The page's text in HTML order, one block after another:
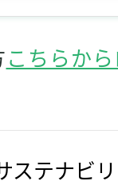
こちらか
ステナビ